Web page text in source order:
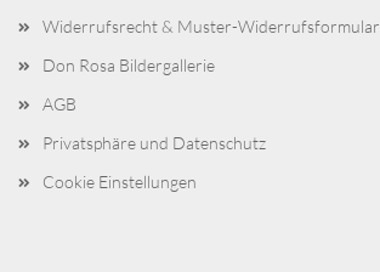
Widerrufsrecht & Muster-Widerrufsformular
Don Rosa Bildergallerie
AGB
Privatsphäre und Datenschutz
Cookie Einstellungen